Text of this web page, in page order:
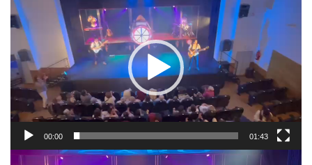
de
vídeo
00:00 01:43
Reproductor